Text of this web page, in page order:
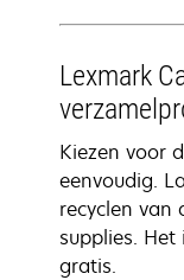
Lexmark
Kiezen voor
eenvoudig.
recyclen van
supplies.
gratis.